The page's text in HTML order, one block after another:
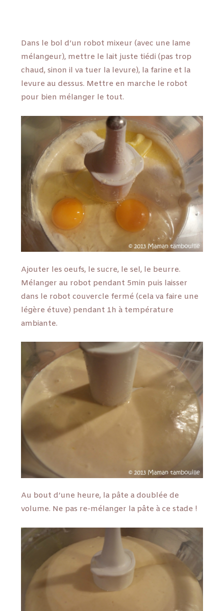
Dans le bol d’un robot mixeur (avec une lame
mélangeur), mettre le lait juste tiédi (pas trop
chaud, sinon il va tuer la levure), la farine et la
levure au dessus. Mettre en marche le robot
pour bien mélanger le tout.
Ajouter les oeufs, le sucre, le sel, le beurre.
Mélanger au robot pendant 5min puis laisser
dans le robot couvercle fermé (cela va faire une
légère étuve) pendant 1h à température
ambiante.
Au bout d’une heure, la pâte a doublée de
volume. Ne pas re-mélanger la pâte à ce stade !